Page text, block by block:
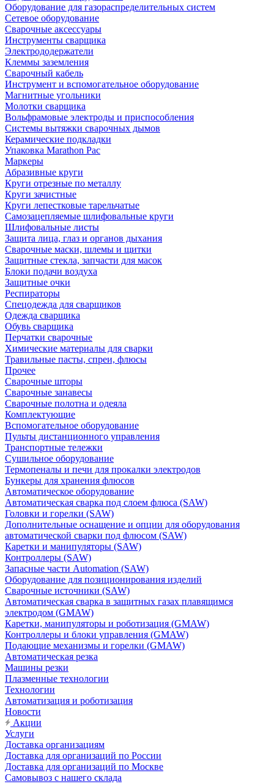
Оборудование для газораспределительных систем
Сетевое оборудование
Сварочные аксессуары
Инструменты сварщика
Электрододержатели
Клеммы заземления
Сварочный кабель
Инструмент и вспомогательное оборудование
Магнитные угольники
Молотки сварщика
Вольфрамовые электроды и приспособления
Системы вытяжки сварочных дымов
Керамические подкладки
Упаковка Marathon Pac
Маркеры
Абразивные круги
Круги отрезные по металлу
Круги зачистные
Круги лепестковые тарельчатые
Самозацепляемые шлифовальные круги
Шлифовальные листы
Защита лица, глаз и органов дыхания
Сварочные маски, шлемы и щитки
Защитные стекла, запчасти для масок
Блоки подачи воздуха
Защитные очки
Респираторы
Спецодежда для сварщиков
Одежда сварщика
Обувь сварщика
Перчатки сварочные
Химические материалы для сварки
Травильные пасты, спреи, флюсы
Прочее
Сварочные шторы
Сварочные занавесы
Сварочные полотна и одеяла
Комплектующие
Вспомогательное оборудование
Пульты дистанционного управления
Транспортные тележки
Сушильное оборудование
Термопеналы и печи для прокалки электродов
Бункеры для хранения флюсов
Автоматическое оборудование
Автоматическая сварка под слоем флюса (SAW)
Головки и горелки (SAW)
Дополнительные оснащение и опции для оборудования
автоматической сварки под флюсом (SAW)
Каретки и манипуляторы (SAW)
Контроллеры (SAW)
Запасные части Automation (SAW)
Оборудование для позиционирования изделий
Сварочные источники (SAW)
Автоматическая сварка в защитных газах плавящимся
электродом (GMAW)
Каретки, манипуляторы и роботизация (GMAW)
Контроллеры и блоки управления (GMAW)
Подающие механизмы и горелки (GMAW)
Автоматическая резка
Машины резки
Плазменные технологии
Технологии
Автоматизация и роботизация
Новости
Акции
Услуги
Доставка организациям
Доставка для организаций по России
Доставка для организаций по Москве
Самовывоз с нашего склада